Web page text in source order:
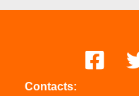
Contacts: